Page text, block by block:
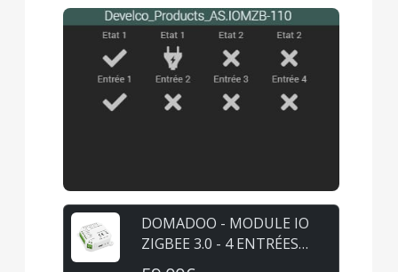
DOMADOO - MODULE IO
ZIGBEE 3.0 - 4 ENTRÉES
CONTACT SEC + 2 SORTIES